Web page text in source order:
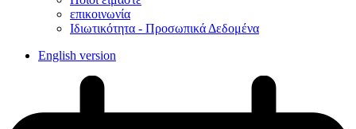
επικοινωνία
Ιδιωτικότητα - Προσωπικά Δεδομένα
English version